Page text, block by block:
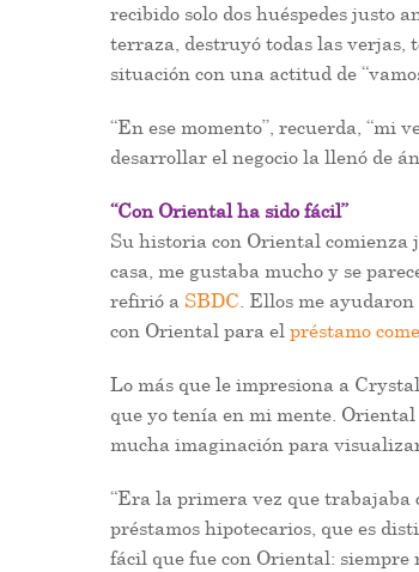
recibido solo dos huéspedes justo
terraza, destruyó todas las verjas,
situación con una actitud de
“En ese momento”, recuerda, “mi
desarrollar el negocio la llenó de
“Con Oriental ha sido fácil”
Su historia con Oriental comienza
casa, me gustaba mucho y se
refirió a SBDC. Ellos me
con Oriental para el préstamo
Lo más que le impresiona a
que yo tenía en mi mente.
mucha imaginación para
“Era la primera vez que trabajaba
préstamos hipotecarios, que es
fácil que fue con Oriental: siempre